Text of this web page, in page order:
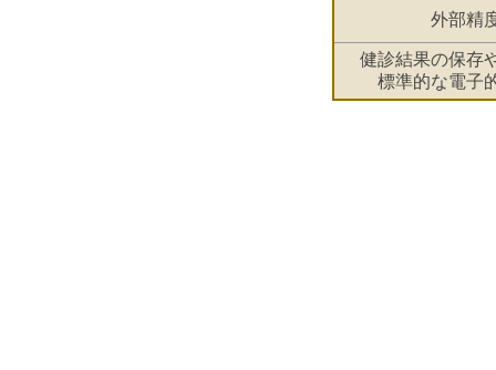
外部精
健診結果の保存
標準的な電子